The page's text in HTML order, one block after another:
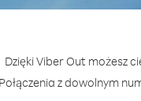
Dzięki Viber Out możesz
Połączenia z dowolnym